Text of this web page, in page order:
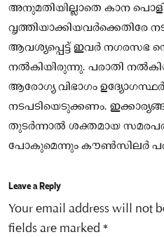
അനുമതിയില്ലാതെ കാന
വൃത്തിയാക്കിയവർക്കെതിരേ
ആവശ്യപ്പെട്ട് ഇവർ നഗരസഭ
നൽകിയിരുന്നു. പരാതി
ആരോഗ്യ വിഭാഗം
നടപടിയെടുക്കണം.
തുടർന്നാൽ ശക്തമായ
പോകുമെന്നും കൗൺസിലർ
Leave a Reply
Your email address will not
fields are marked *